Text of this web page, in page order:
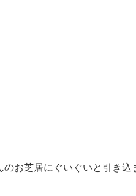
お芝居にぐいぐいと引き込